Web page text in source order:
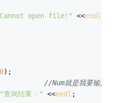
open file!" <<endl
);
//Num就是我要输入的一
"查询结果：" <<endl ;